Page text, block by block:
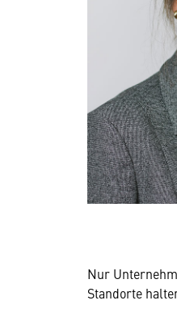
Nur
Standorte